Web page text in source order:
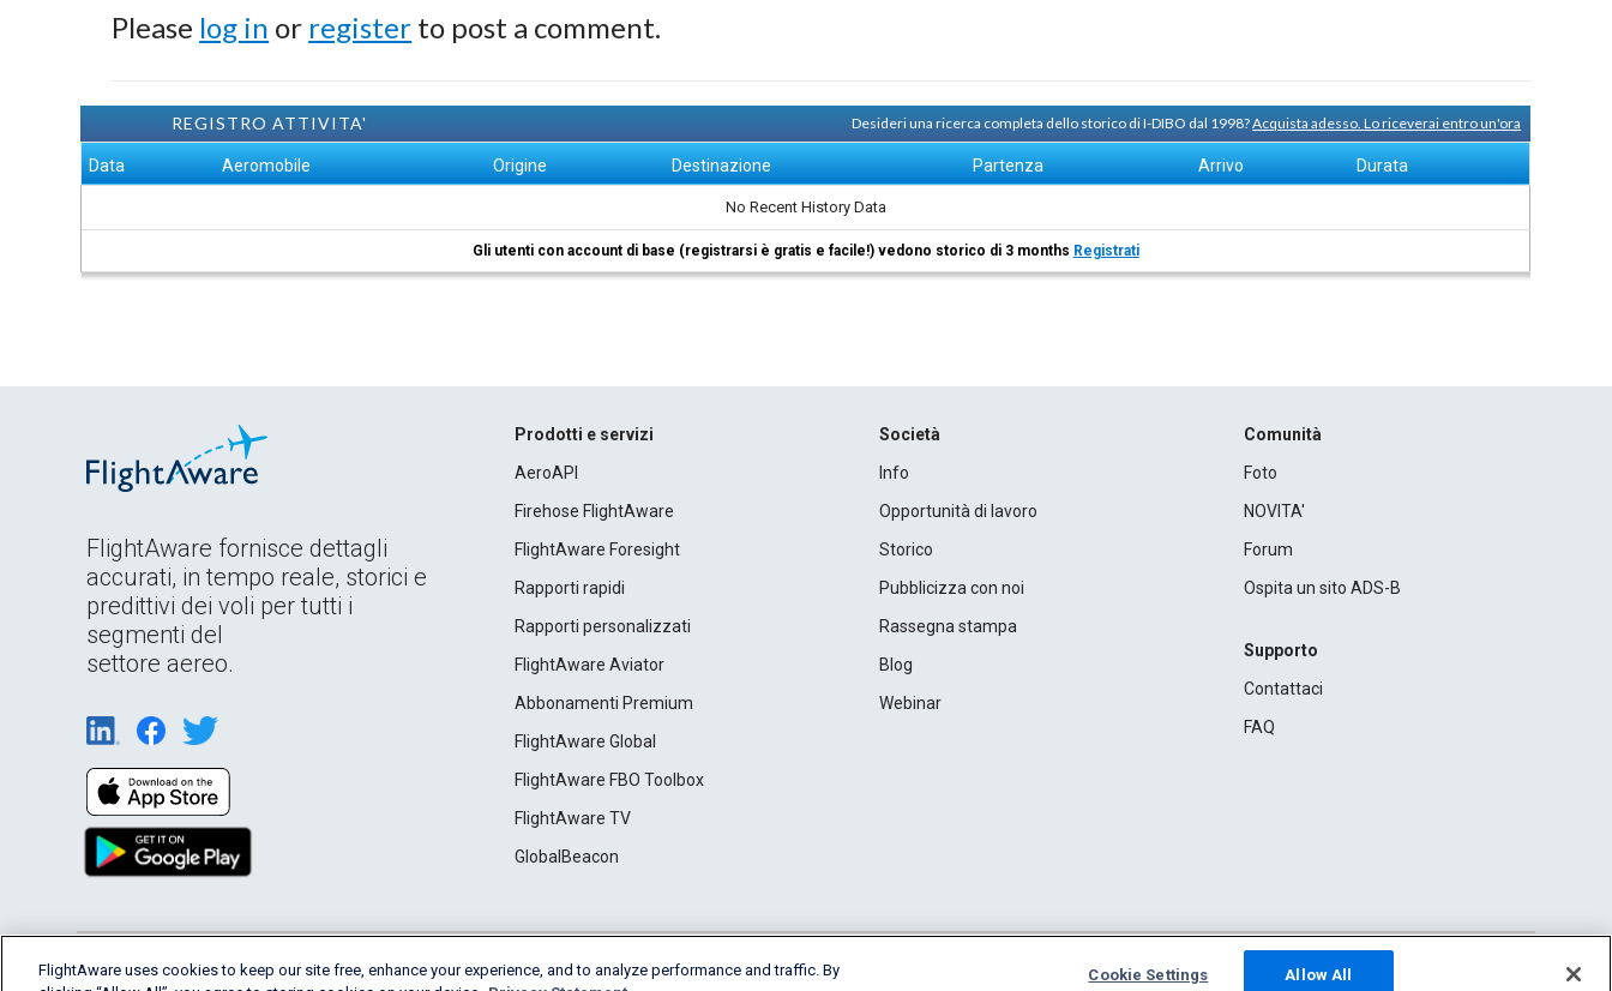
Please log in or register to post a comment.
REGISTRO ATTIVITA' Desideri una ricerca completa dello storico di I-DIBO dal 1998?Acquista adesso. Lo riceverai entro un'ora
Data Aeromobile Origine Destinazione Partenza Arrivo Durata
No Recent History Data
Gli utenti con account di base (registrarsi è gratis e facile!) vedono storico di 3 months Registrati
FlightAware fornisce dettagli
accurati, in tempo reale, storici e
predittivi dei voli per tutti i
segmenti del
settore aereo.
Prodotti e servizi
AeroAPI
Firehose FlightAware
FlightAware Foresight
Rapporti rapidi
Rapporti personalizzati
FlightAware Aviator
Abbonamenti Premium
FlightAware Global
FlightAware FBO Toolbox
FlightAware TV
GlobalBeacon
Società
Info
Opportunità di lavoro
Storico
Pubblicizza con noi
Rassegna stampa
Blog
Webinar
Comunità
Foto
NOVITA'
Forum
Ospita un sito ADS-B
Supporto
Contattaci
FAQ
English (USA) 2026 FlightAware Terms of Use Privacy Cookie Settings
FlightAware uses cookies to keep our site free, enhance your experience, and to analyze performance and traffic. By
Cookie Settings Allow All